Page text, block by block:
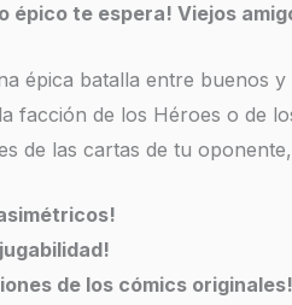
épico te espera! Viejos
épica batalla entre buenos
facción de los Héroes o de
de las cartas de tu
de los cómics originales!